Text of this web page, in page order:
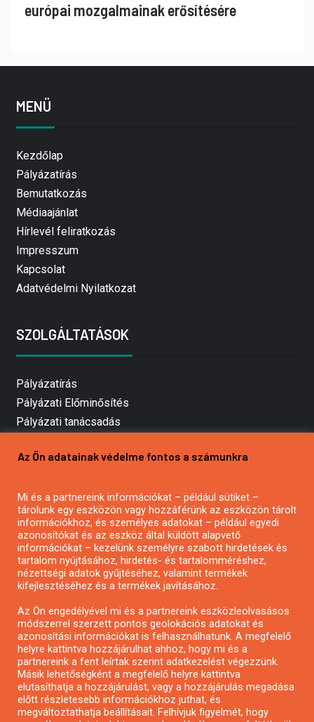
európai mozgalmainak erősítésére
MENÜ
Kezdőlap
Pályázatírás
Bemutatkozás
Médiaajánlat
Hírlevél feliratkozás
Impresszum
Kapcsolat
Adatvédelmi Nyilatkozat
SZOLGÁLTATÁSOK
Pályázatírás
Pályázati Előminősítés
Pályázati tanácsadás
Mezőgazdasági pályázatírás
Pályázatírás civil szervezeteknek
Pályázatírás önkormányzatoknak
Pályázatfigyelés
Specifikus pályázatfigyelés vagy hírlevél
Pályázatok magánszemélyeknek
Pályázatok civil szervezeteknek
Pályázatok vállalkozásoknak
Önkormányzati pályázatok
Az Ön adatainak védelme fontos a számunkra
Mi és a partnereink információkat – például sütiket –
tárolunk egy eszközön vagy hozzáférünk az eszközön tárolt
információkhoz, és személyes adatokat – például egyedi
azonosítókat és az eszköz által küldött alapvető
információkat – kezelünk személyre szabott hirdetések és
tartalom nyújtásához, hirdetés- és tartalomméréshez,
nézettségi adatok gyűjtéséhez, valamint termékek
kifejlesztéséhez és a termékek javításához.
Az Ön engedélyével mi és a partnereink eszközleolvasásos
módszerrel szerzett pontos geolokációs adatokat és
azonosítási információkat is felhasználhatunk. A megfelelő
helyre kattintva hozzájárulhat ahhoz, hogy mi és a
partnereink a fent leírtak szerint adatkezelést végezzünk.
Másik lehetőségként a megfelelő helyre kattintva
elutasíthatja a hozzájárulást, vagy a hozzájárulás megadása
előtt részletesebb információkhoz juthat, és
megváltoztathatja beállításait. Felhívjuk figyelmét, hogy